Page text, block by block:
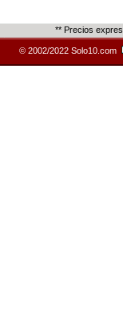
** Precios
© 2002/2022 Solo10.com